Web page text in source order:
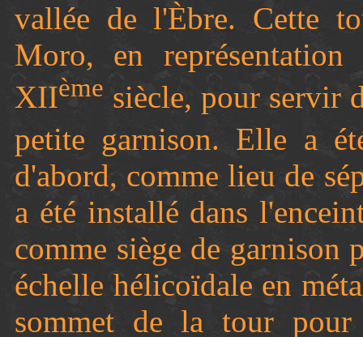
vallée de l'Èbre. Cette
Moro, en
XIIème siècle, pour servir
petite garnison. Elle a
d'abord, comme lieu de
a été installé dans
comme siège de garnison
échelle hélicoïdale en
sommet de la tour